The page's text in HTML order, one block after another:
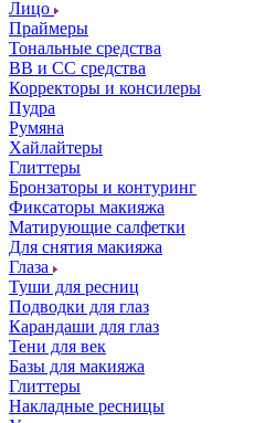
Лицо
Праймеры
Тональные средства
ВВ и СС средства
Корректоры и консилеры
Пудра
Румяна
Хайлайтеры
Глиттеры
Бронзаторы и контуринг
Фиксаторы макияжа
Матирующие салфетки
Для снятия макияжа
Глаза
Туши для ресниц
Подводки для глаз
Карандаши для глаз
Тени для век
Базы для макияжа
Глиттеры
Накладные ресницы